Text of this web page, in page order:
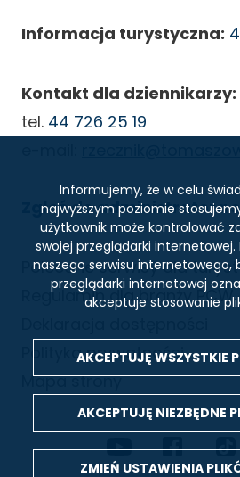
Informacja turystyczna:
Kontakt dla dziennikarzy:
tel. 44 726 25 19
Zgłoś do administratora
STOPKA
Polecane serwisy dla
Regulamin dla branży PCW
Polityka prywatności
Mapa strony
MEDIA
Informujemy, że w celu
najwyższym poziomie
użytkownik może kontrolować
swojej przeglądarki internetowej.
naszego serwisu internetowego,
przeglądarki internetowej
akceptuje stosowanie
AKCEPTUJĘ WSZYSTKIE
AKCEPTUJĘ NIEZBĘDNE
ZMIEŃ USTAWIENIA